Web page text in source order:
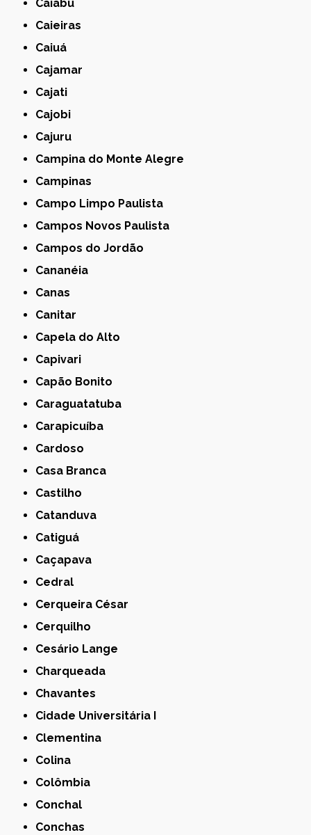
Caiabu
Caieiras
Caiuá
Cajamar
Cajati
Cajobi
Cajuru
Campina do Monte Alegre
Campinas
Campo Limpo Paulista
Campos Novos Paulista
Campos do Jordão
Cananéia
Canas
Canitar
Capela do Alto
Capivari
Capão Bonito
Caraguatatuba
Carapicuíba
Cardoso
Casa Branca
Castilho
Catanduva
Catiguá
Caçapava
Cedral
Cerqueira César
Cerquilho
Cesário Lange
Charqueada
Chavantes
Cidade Universitária I
Clementina
Colina
Colômbia
Conchal
Conchas